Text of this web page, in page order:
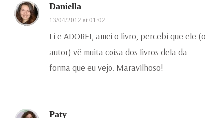
Daniella
13/04/2012 at 01:02
Li e ADOREI, amei o livro, percebi que ele (o
autor) vê muita coisa dos livros dela da
forma que eu vejo. Maravilhoso!
Paty